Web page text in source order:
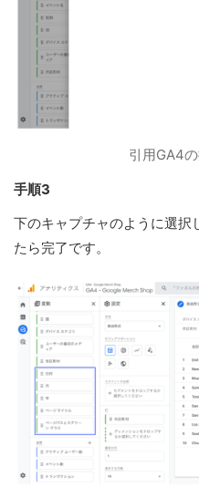
引用GA4
手順3
下のキャプチャのように選択
たら完了です。